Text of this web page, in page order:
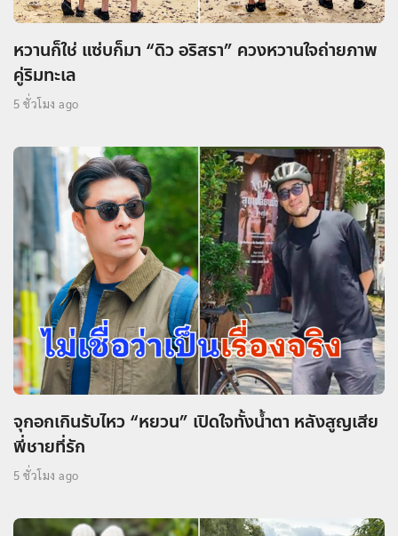
หวานก็ใช่ แซ่บก็มา “ดิว อริสรา” ควงหวานใจถ่ายภาพ
คู่ริมทะเล
5 ชั่วโมง ago
จุกอกเกินรับไหว “หยวน” เปิดใจทั้งน้ำตา หลังสูญเสีย
พี่ชายที่รัก
5 ชั่วโมง ago